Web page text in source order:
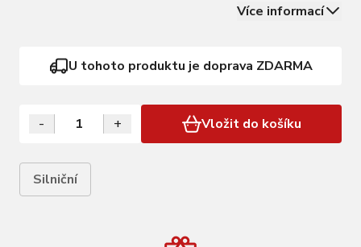
helem. Jeho jedinečný design skořepiny s kontrastními
Více informací
U tohoto produktu je doprava ZDARMA
- + Vložit do košíku
Silniční